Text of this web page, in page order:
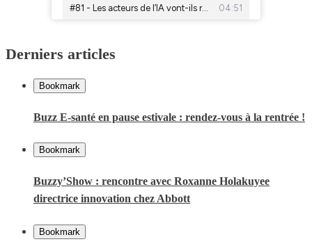
Derniers articles
Bookmark
Buzz E-santé en pause estivale : rendez-vous à la rentrée !
Bookmark
Buzzy’Show : rencontre avec Roxanne Holakuyee
directrice innovation chez Abbott
Bookmark